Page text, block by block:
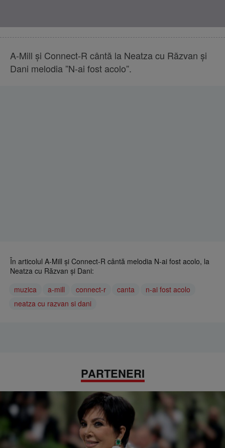
A-Mill și Connect-R cântă la Neatza cu Răzvan și
Dani melodia ”N-ai fost acolo”.
În articolul A-Mill și Connect-R cântă melodia N-ai fost acolo, la
Neatza cu Răzvan și Dani:
muzica
a-mill connect-r canta
n-ai fost acolo
neatza cu razvan si dani
PARTENERI